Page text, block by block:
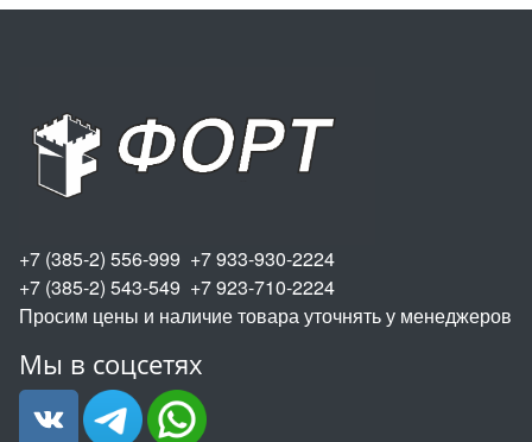
+7 (385-2) 556-999 +7 933-930-2224
+7 (385-2) 543-549 +7 923-710-2224
Просим цены и наличие товара уточнять у менеджеров
Мы в соцсетях